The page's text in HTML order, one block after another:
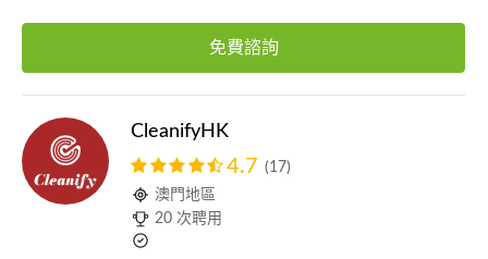
免費諮詢
CleanifyHK
4.7 (17)
澳門地區
20 次聘用